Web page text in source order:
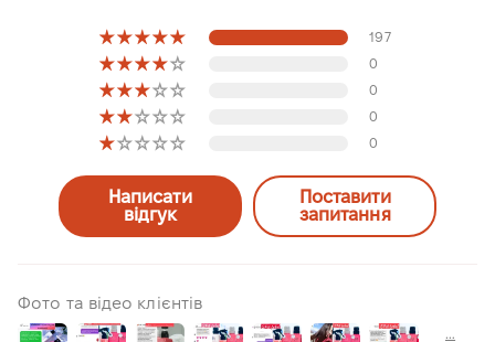
197
0
0
0
0
Написати
відгук
Поставити
запитання
Фото та відео клієнтів